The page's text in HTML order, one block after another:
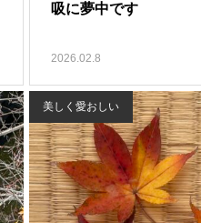
吸に夢中です
2026.02.8
美しく愛おしい